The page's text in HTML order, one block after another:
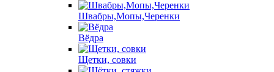
Швабры,Мопы,Черенки
Вёдра
Щетки, совки